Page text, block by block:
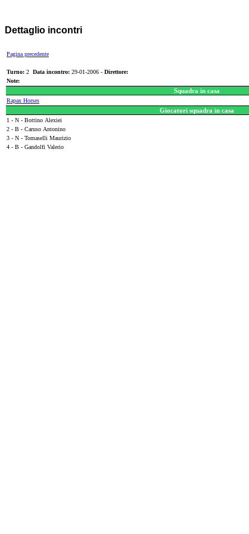
Dettaglio incontri
Pagina precedente
Turno: 2 Data incontro: 29-01-2006 - Direttore:
Note:
Squadra in casa
Rapax Horses
Giocatori squadra in casa
1 - N - Bottino Alexiei
2 - B - Caruso Antonino
3 - N - Tomaselli Maurizio
4 - B - Gandolfi Valerio